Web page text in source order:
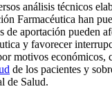
análisis técnicos
Farmacéutica han
de aportación pueden
y favorecer
motivos económicos,
de los pacientes y
de Salud.